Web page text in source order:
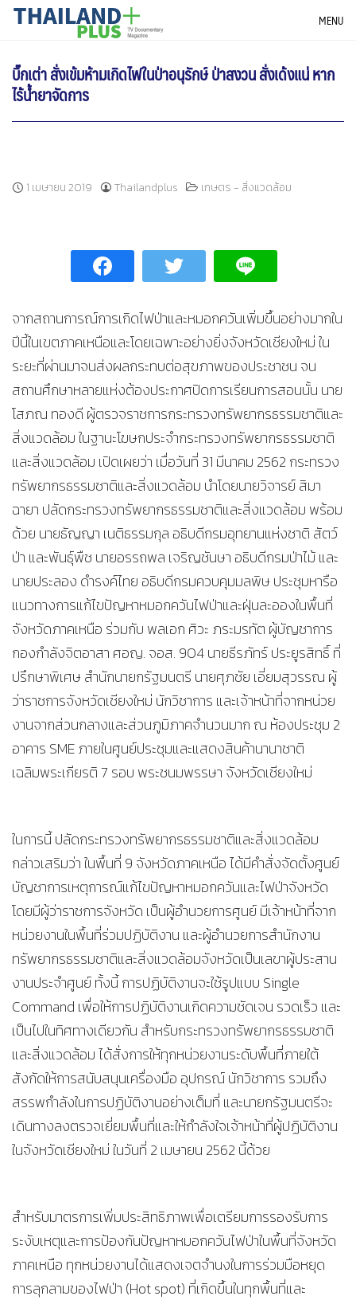
SkipTHAILANDPLUS NEWS MENU
บิ๊กเต่า สั่งเข้มห้ามเกิดไฟในป่าอนุรักษ์ ป่าสงวน สั่งเด้งแน่ หาก
ไร้น้ำยาจัดการ
1 เมษายน 2019 Thailandplus เกษตร - สิ่งแวดล้อม
จากสถานการณ์การเกิดไฟป่าและหมอกควันเพิ่มขึ้นอย่างมากใน
ปีนี้ในเขตภาคเหนือและโดยเฉพาะอย่างยิ่งจังหวัดเชียงใหม่ ใน
ระยะที่ผ่านมาจนส่งผลกระทบต่อสุขภาพของประชาชน จน
สถานศึกษาหลายแห่งต้องประกาศปิดการเรียนการสอนนั้น นาย
โสภณ ทองดี ผู้ตรวจราชการกระทรวงทรัพยากรธรรมชาติและ
สิ่งแวดล้อม ในฐานะโฆษกประจำกระทรวงทรัพยากรธรรมชาติ
และสิ่งแวดล้อม เปิดเผยว่า เมื่อวันที่ 31 มีนาคม 2562 กระทรวง
ทรัพยากรธรรมชาติและสิ่งแวดล้อม นำโดยนายวิจารย์ สิมา
ฉายา ปลัดกระทรวงทรัพยากรธรรมชาติและสิ่งแวดล้อม พร้อม
ด้วย นายธัญญา เนติธรรมกุล อธิบดีกรมอุทยานแห่งชาติ สัตว์
ป่า และพันธุ์พืช นายอรรถพล เจริญชันษา อธิบดีกรมป่าไม้ และ
นายประลอง ดำรงค์ไทย อธิบดีกรมควบคุมมลพิษ ประชุมหารือ
แนวทางการแก้ไขปัญหาหมอกควันไฟป่าและฝุ่นละอองในพื้นที่
จังหวัดภาคเหนือ ร่วมกับ พลเอก ศิวะ ภระมรทัต ผู้บัญชาการ
กองกำลังจิตอาสา ศอญ. จอส. 904 นายธีรภัทร์ ประยูรสิทธิ์ ที่
ปรึกษาพิเศษ สำนักนายกรัฐมนตรี นายศุภชัย เอี่ยมสุวรรณ ผู้
ว่าราชการจังหวัดเชียงใหม่ นักวิชาการ และเจ้าหน้าที่จากหน่วย
งานจากส่วนกลางและส่วนภูมิภาคจำนวนมาก ณ ห้องประชุม 2
อาคาร SME ภายในศูนย์ประชุมและแสดงสินค้านานาชาติ
เฉลิมพระเกียรติ 7 รอบ พระชนมพรรษา จังหวัดเชียงใหม่
ในการนี้ ปลัดกระทรวงทรัพยากรธรรมชาติและสิ่งแวดล้อม
กล่าวเสริมว่า ในพื้นที่ 9 จังหวัดภาคเหนือ ได้มีคำสั่งจัดตั้งศูนย์
บัญชาการเหตุการณ์แก้ไขปัญหาหมอกควันและไฟป่าจังหวัด
โดยมีผู้ว่าราชการจังหวัด เป็นผู้อำนวยการศูนย์ มีเจ้าหน้าที่จาก
หน่วยงานในพื้นที่ร่วมปฏิบัติงาน และผู้อำนวยการสำนักงาน
ทรัพยากรธรรมชาติและสิ่งแวดล้อมจังหวัดเป็นเลขาผู้ประสาน
งานประจำศูนย์ ทั้งนี้ การปฏิบัติงานจะใช้รูปแบบ Single
Command เพื่อให้การปฏิบัติงานเกิดความชัดเจน รวดเร็ว และ
เป็นไปในทิศทางเดียวกัน สำหรับกระทรวงทรัพยากรธรรมชาติ
และสิ่งแวดล้อม ได้สั่งการให้ทุกหน่วยงานระดับพื้นที่ภายใต้
สังกัดให้การสนับสนุนเครื่องมือ อุปกรณ์ นักวิชาการ รวมถึง
สรรพกำลังในการปฏิบัติงานอย่างเต็มที่ และนายกรัฐมนตรีจะ
เดินทางลงตรวจเยี่ยมพื้นที่และให้กำลังใจเจ้าหน้าที่ผู้ปฏิบัติงาน
ในจังหวัดเชียงใหม่ ในวันที่ 2 เมษายน 2562 นี้ด้วย
สำหรับมาตรการเพิ่มประสิทธิภาพเพื่อเตรียมการรองรับการ
ระงับเหตุและการป้องกันปัญหาหมอกควันไฟป่าในพื้นที่จังหวัด
ภาคเหนือ ทุกหน่วยงานได้แสดงเจตจำนงในการร่วมมือหยุด
การลุกลามของไฟป่า (Hot spot) ที่เกิดขึ้นในทุกพื้นที่และ